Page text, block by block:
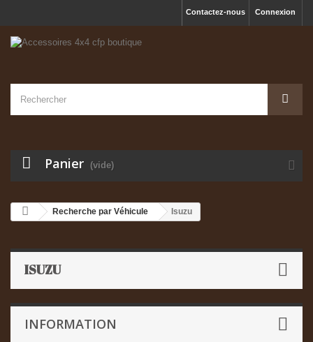
Connexion
Contactez-nous
Panier (vide)
Recherche par Véhicule Isuzu
ISUZU
INFORMATION